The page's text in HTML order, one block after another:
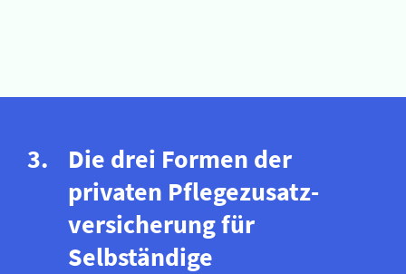
Die drei Formen der
privaten Pflegezusatz­
versicherung für
Selbständige